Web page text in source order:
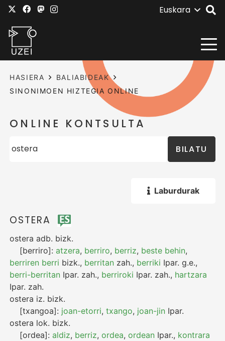
Euskara
HASIERA
BALIABIDEAK
SINONIMOEN HIZTEGIA ONLINE
ONLINE KONTSULTA
BILATU
Laburdurak
OSTERA
ostera adb. bizk.
[berriro]:atzera, berriro, berriz, beste behin,
berriren berri bizk., berritan zah., berriki Ipar. g.e.,
berri-berritan Ipar. zah., berriroki Ipar. zah., hartzara
Ipar. zah.
ostera iz. bizk.
[txangoa]: joan-etorri,txango, joan-jin Ipar.
ostera lok. bizk.
[ordea]:aldiz, berriz,ordea,ordean Ipar., kontrara